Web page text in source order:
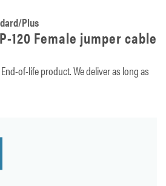
Plus
120 Female jumper cable
of-life product. We deliver as long as